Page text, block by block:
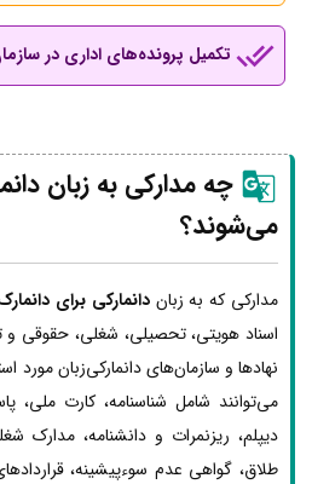
تکمیل پرونده‌های اداری در
چه مدارکی به زبان
می‌شوند؟
مدارکی که به زباندانمارکی برای
اسناد هویتی، تحصیلی، شغلی، حقوقی و
نهادها و سازمان‌های دانمارکی‌زبان مورد
می‌توانند شامل شناسنامه، کارت ملی،
دیپلم، ریزنمرات و دانشنامه، مدارک
طلاق، گواهی عدم سوءپیشینه،